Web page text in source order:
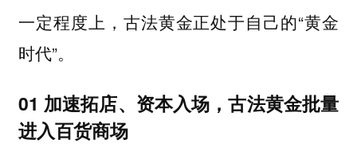
一定程度上，古法黄金正处于自己的“黄金
时代”。
01 加速拓店、资本入场，古法黄金批量
进入百货商场